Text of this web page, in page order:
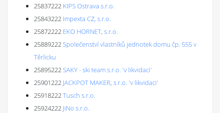
25837222 KIPS Ostrava s.r.o.
25843222 Impexta CZ, s.r.o.
25872222 EKO HORNET, s.r.o.
25889222Společenství vlastníků jednotek domu čp. 555 v
Těrlicku
25895222SAKY - ski team s.r.o. 'v likvidaci'
25901222 JACKPOT MAKER, s.r.o. 'v likvidaci'
25918222Tusch s.r.o.
25924222 JiNo s.r.o.